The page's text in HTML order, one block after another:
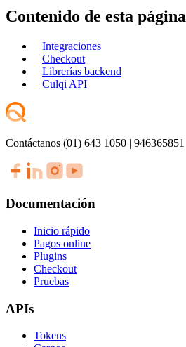
Contenido de esta página
Integraciones
Checkout
Librerías backend
Culqi API
Contáctanos (01) 643 1050 | 946365851
Documentación
Inicio rápido
Pagos online
Plugins
Checkout
Pruebas
APIs
Tokens